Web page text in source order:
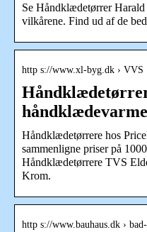
Se Håndklædetørrer
vilkårene. Find ud af de
http s://www.xl-byg.dk › VVS
Håndklædetørrere hos
sammenligne priser på
Håndklædetørrere TVS
Krom.
http s://www.bauhaus.dk ›